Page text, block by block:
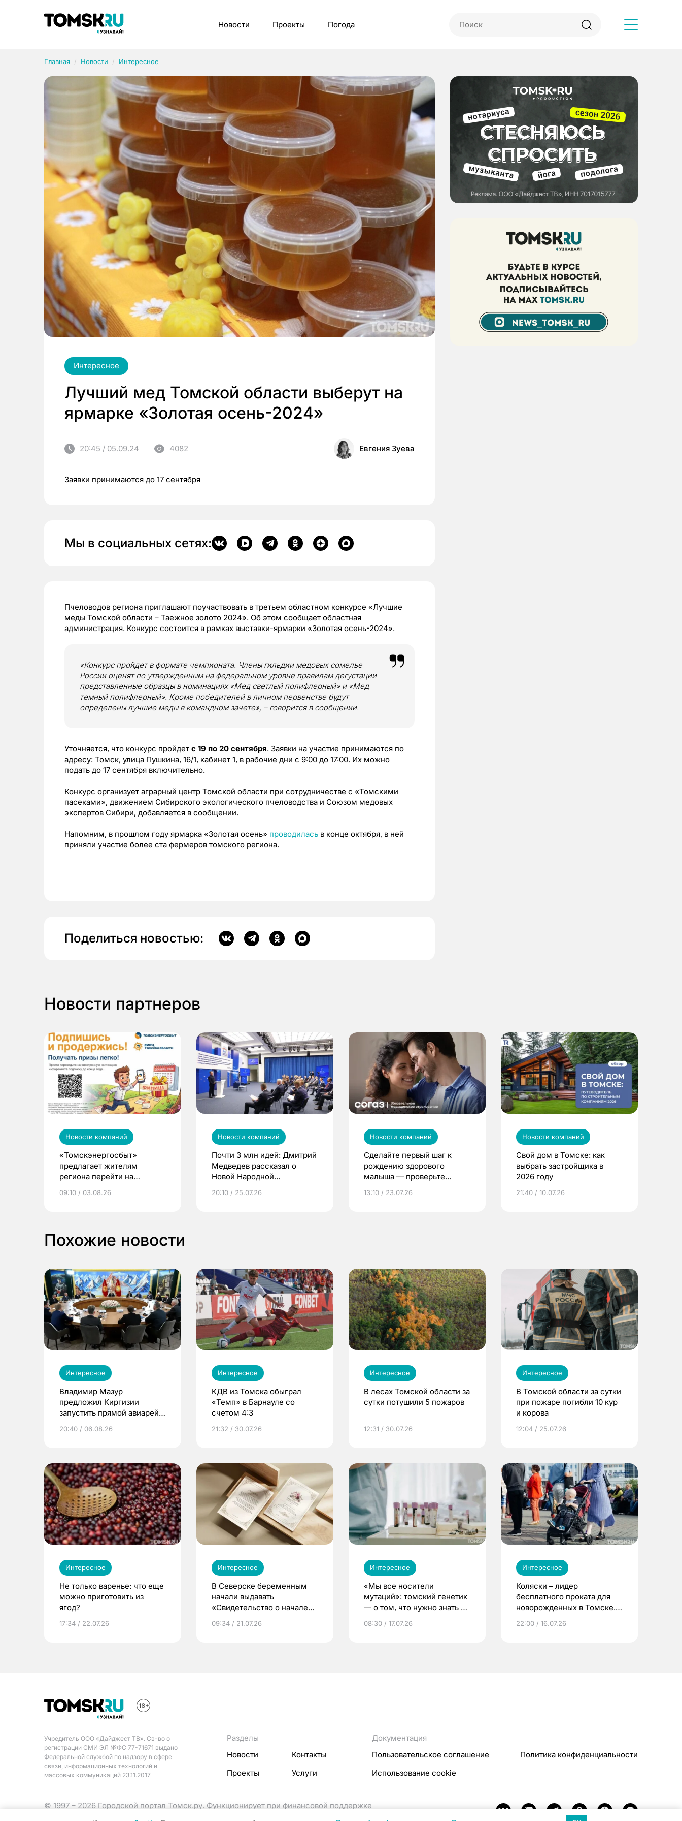
Новости Проекты Погода
Главная Новости Интересное
Интересное
Лучший мед Томской области выберут на
ярмарке «Золотая осень-2024»
20:45 / 05.09.24 4082 Евгения Зуева
Заявки принимаются до 17 сентября
Мы в социальных сетях:
Пчеловодов региона приглашают поучаствовать в третьем областном конкурсе «Лучшие
меды Томской области – Таежное золото 2024». Об этом сообщает областная
администрация. Конкурс состоится в рамках выставки-ярмарки «Золотая осень-2024».
«Конкурс пройдет в формате чемпионата. Члены гильдии медовых сомелье
России оценят по утвержденным на федеральном уровне правилам дегустации
представленные образцы в номинациях «Мед светлый полифлерный» и «Мед
темный полифлерный». Кроме победителей в личном первенстве будут
определены лучшие меды в командном зачете», – говорится в сообщении.
Уточняется, что конкурс пройдет с 19 по 20 сентября. Заявки на участие принимаются по
адресу: Томск, улица Пушкина, 16/1, кабинет 1, в рабочие дни с 9:00 до 17:00. Их можно
подать до 17 сентября включительно.
Конкурс организует аграрный центр Томской области при сотрудничестве с «Томскими
пасеками», движением Сибирского экологического пчеловодства и Союзом медовых
экспертов Сибири, добавляется в сообщении.
Напомним, в прошлом году ярмарка «Золотая осень» проводилась в конце октября, в ней
приняли участие более ста фермеров томского региона.
Поделиться новостью:
Новости партнеров
Новости компаний
«Томскэнергосбыт»
предлагает жителям
региона перейти на
выиграть призы
09:10 / 03.08.26
Новости компаний
Почти 3 млн идей: Дмитрий
Медведев рассказал о
Новой Народной
20:10 / 25.07.26
Новости компаний
Сделайте первый шаг к
рождению здорового
малыша — проверьте
по ОМС!
13:10 / 23.07.26
Новости компаний
Свой дом в Томске: как
выбрать застройщика в
2026 году
21:40 / 10.07.26
Похожие новости
Интересное
Владимир Мазур
предложил Киргизии
запустить прямой авиарейс
20:40 / 06.08.26
Интересное
КДВ из Томска обыграл
«Темп» в Барнауле со
счетом 4:3
21:32 / 30.07.26
Интересное
В лесах Томской области за
сутки потушили 5 пожаров
12:31 / 30.07.26
Интересное
В Томской области за сутки
при пожаре погибли 10 кур
и корова
12:04 / 25.07.26
Интересное
Не только варенье: что еще
можно приготовить из
ягод?
17:34 / 22.07.26
Интересное
В Северске беременным
начали выдавать
«Свидетельство о начале
09:34 / 21.07.26
Интересное
«Мы все носители
мутаций»: томский генетик
— о том, что нужно знать до
08:30 / 17.07.26
Интересное
Коляски – лидер
бесплатного проката для
новорожденных в Томске.
22:00 / 16.07.26
Учредитель ООО «Дайджест ТВ». Св-во о
регистрации СМИ ЭЛ №ФС 77-71671 выдано
Федеральной службой по надзору в сфере
связи, информационных технологий и
массовых коммуникаций 23.11.2017
Разделы
Новости
Контакты
Проекты
Услуги
Документация
Пользовательское соглашение
Политика конфиденциальности
Использование cookie
© 1997 – 2026 Городской портал Томск.ру. Функционирует при финансовой поддержке
Рубрики